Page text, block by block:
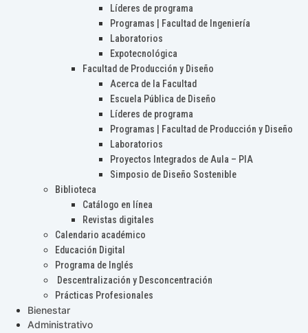
Líderes de programa
Programas | Facultad de Ingeniería
Laboratorios
Expotecnológica
Facultad de Producción y Diseño
Acerca de la Facultad
Escuela Pública de Diseño
Líderes de programa
Programas | Facultad de Producción y Diseño
Laboratorios
Proyectos Integrados de Aula – PIA
Simposio de Diseño Sostenible
Biblioteca
Catálogo en línea
Revistas digitales
Calendario académico
Educación Digital
Programa de Inglés
Descentralización y Desconcentración
Prácticas Profesionales
Bienestar
Administrativo